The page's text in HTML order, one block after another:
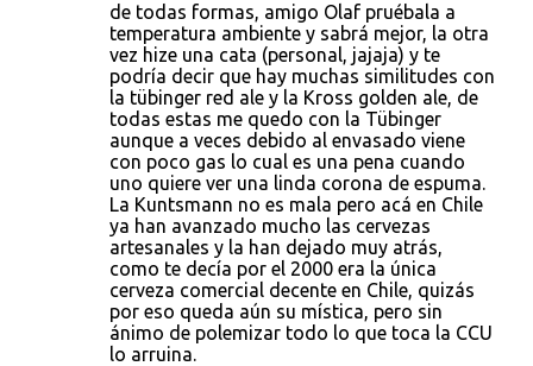
de todas formas, amigo Olaf pruébala a
temperatura ambiente y sabrá mejor, la otra
vez hize una cata (personal, jajaja) y te
podría decir que hay muchas similitudes con
la tübinger red ale y la Kross golden ale, de
todas estas me quedo con la Tübinger
aunque a veces debido al envasado viene
con poco gas lo cual es una pena cuando
uno quiere ver una linda corona de espuma.
La Kuntsmann no es mala pero acá en Chile
ya han avanzado mucho las cervezas
artesanales y la han dejado muy atrás,
como te decía por el 2000 era la única
cerveza comercial decente en Chile, quizás
por eso queda aún su mística, pero sin
ánimo de polemizar todo lo que toca la CCU
lo arruina.